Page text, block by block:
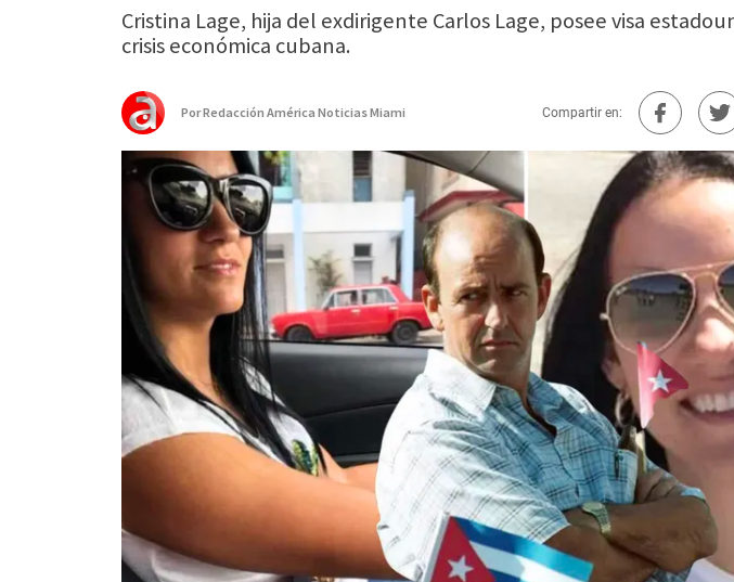
Cristina Lage, hija del exdirigente Carlos Lage, posee visa
crisis económica cubana.
PorRedacción América Noticias Miami Compartir en: